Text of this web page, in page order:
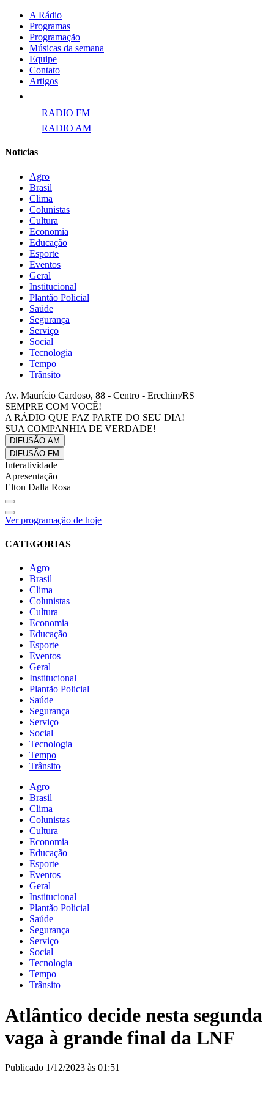
A Rádio
Programas
Programação
Músicas da semana
Equipe
Contato
Artigos
RADIO FM
RADIO AM
Notícias
Agro
Brasil
Clima
Colunistas
Cultura
Economia
Educação
Esporte
Eventos
Geral
Institucional
Plantão Policial
Saúde
Segurança
Serviço
Social
Tecnologia
Tempo
Trânsito
Av. Maurício Cardoso, 88 - Centro - Erechim/RS
SEMPRE COM VOCÊ!
A RÁDIO QUE FAZ PARTE DO SEU DIA!
SUA COMPANHIA DE VERDADE!
DIFUSÃO AM
DIFUSÃO FM
Interatividade
Apresentação
Elton Dalla Rosa
Ver programação de hoje
CATEGORIAS
Agro
Brasil
Clima
Colunistas
Cultura
Economia
Educação
Esporte
Eventos
Geral
Institucional
Plantão Policial
Saúde
Segurança
Serviço
Social
Tecnologia
Tempo
Trânsito
Agro
Brasil
Clima
Colunistas
Cultura
Economia
Educação
Esporte
Eventos
Geral
Institucional
Plantão Policial
Saúde
Segurança
Serviço
Social
Tecnologia
Tempo
Trânsito
Atlântico decide nesta segunda
vaga à grande final da LNF
Publicado 1/12/2023 às 01:51